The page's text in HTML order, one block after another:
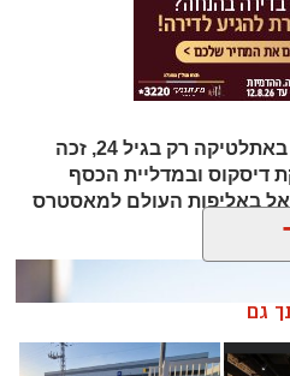
דניס וליאולין, תושב בת ים שהחל לעסוק באתלטיקה רק בגיל 24, זכה
דיסקוס ובמדליית הכסף
באליפות העולם למאסטרס
גם